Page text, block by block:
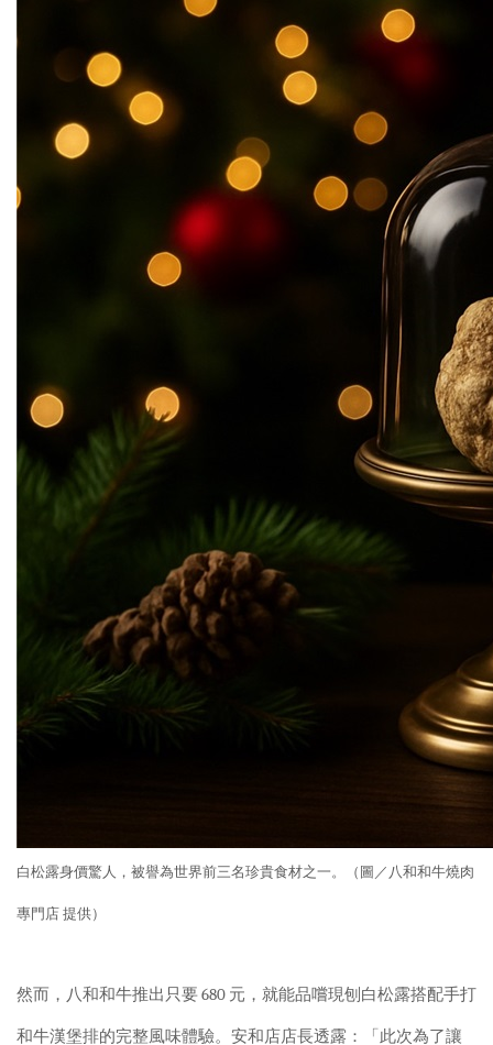
白松露身價驚人，被譽為世界前三名珍貴食材之一。（圖／八和和牛燒肉
專門店 提供）
然而，八和和牛推出只要680 元，就能品嚐現刨白松露搭配手打
和牛漢堡排的完整風味體驗。安和店店長透露：「此次為了讓